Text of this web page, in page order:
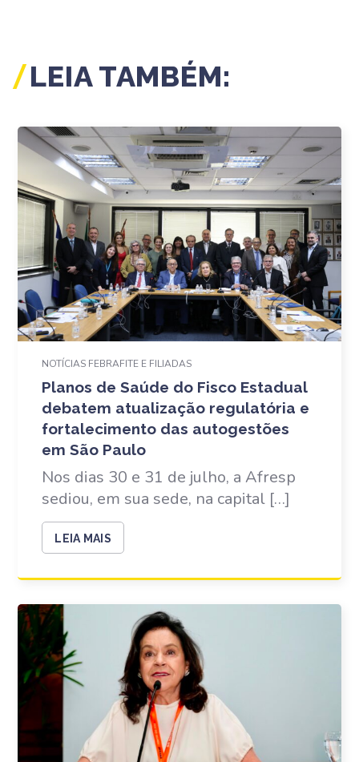
LEIA TAMBÉM:
NOTÍCIAS FEBRAFITE E FILIADAS
Planos de Saúde do Fisco Estadual
debatem atualização regulatória e
fortalecimento das autogestões
em São Paulo
Nos dias 30 e 31 de julho, a Afresp
sediou, em sua sede, na capital […]
LEIA MAIS